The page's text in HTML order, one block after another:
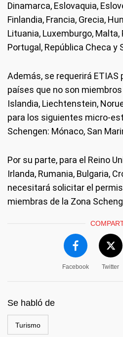
Dinamarca, Eslovaquia,
Finlandia, Francia, Grecia,
Lituania, Luxemburgo, Malta,
Portugal, República Checa y
Además, se requerirá
países que no son miembros
Islandia, Liechtenstein,
para los siguientes micro-
Schengen: Mónaco, San
Por su parte, para el Reino
Irlanda, Rumania, Bulgaria,
necesitará solicitar el
miembras de la Zona
Facebook Twitter
Se habló de
Turismo